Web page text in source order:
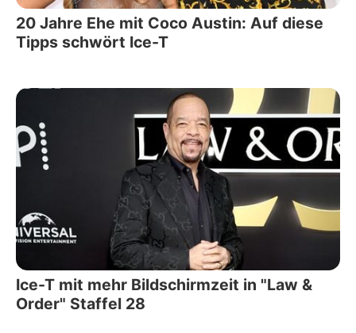
20 Jahre Ehe mit Coco Austin: Auf diese
Tipps schwört Ice-T
Ice-T mit mehr Bildschirmzeit in "Law &
Order" Staffel 28